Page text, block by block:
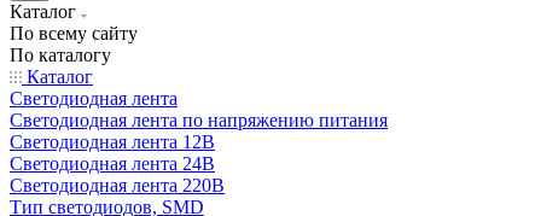
Каталог
По всему сайту
По каталогу
Каталог
Светодиодная лента
Светодиодная лента по напряжению питания
Светодиодная лента 12В
Светодиодная лента 24В
Светодиодная лента 220В
Тип светодиодов, SMD